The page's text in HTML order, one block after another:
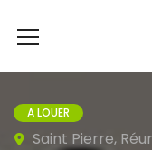
A LOUER
Saint Pierre,